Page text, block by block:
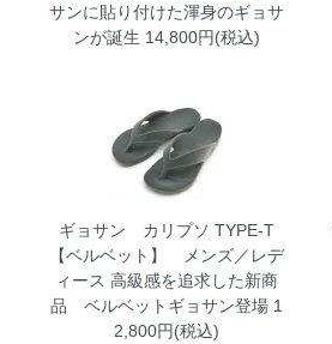
サンに貼り付けた渾身のギョサ
ンが誕生 14,800円(税込)
ギョサン カリプソ TYPE-T
【ベルベット】 メンズ／レデ
ィース 高級感を追求した新商
品 ベルベットギョサン登場 1
2,800円(税込)